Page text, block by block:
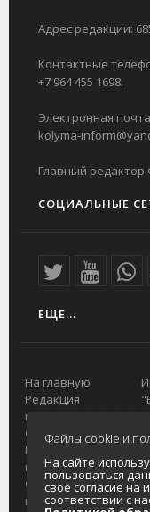
Адрес редакции:
Контактные
+7 964 455 1698.
Электронная
kolyma-
Главный
СОЦИАЛЬНЫЕ
ЕЩЕ...
На главную
Редакция
портала
О проекте
Реклама на
портале
Отзывы и
предложения
Файлы cookie и
На сайте
пользоваться
свое согласие на
соответствии с